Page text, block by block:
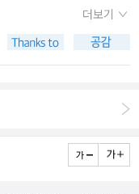
대표자인 보들레르나
, 보불전쟁이나 파리코
는 부르주아 혹은 제국
으로 옮겨갔다. 1870년
더보기